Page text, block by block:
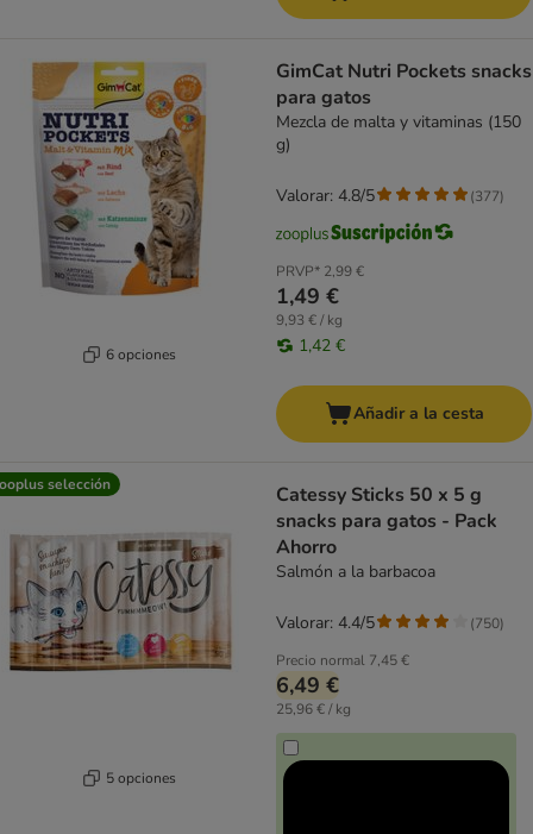
6 opciones
GimCat Nutri Pockets snacks
para gatos
Mezcla de malta y vitaminas (150
g)
PRVP* 2,99 €
1,49 €
9,93 € / kg
1,42 €
Valorar: 4.8/5 (377)
Añadir a la cesta
selección
5 opciones
Catessy Sticks 50 x 5 g
snacks para gatos - Pack
Ahorro
Salmón a la barbacoa
Precio normal 7,45 €
6,49 €
25,96 € / kg
Valorar: 4.4/5 (750)